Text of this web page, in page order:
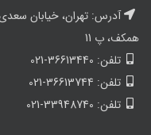
آدرس: تهران، خیابان
همکف، پ 11
تلفن: 36613440-021
تلفن: 36613744-021
تلفن: 33948740-021